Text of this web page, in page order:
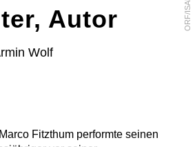
Autor
Wolf
Fitzthum performte seinen